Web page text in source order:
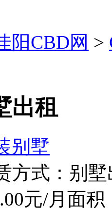
阳CBD网 >
出租
别墅
方式： 别
元/月 面积